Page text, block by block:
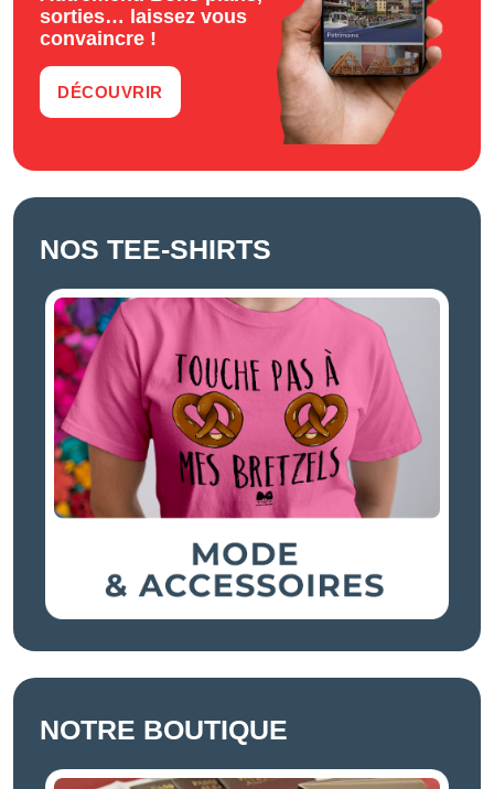
sorties… laissez vous
convaincre !
DÉCOUVRIR
NOS TEE-SHIRTS
NOTRE BOUTIQUE